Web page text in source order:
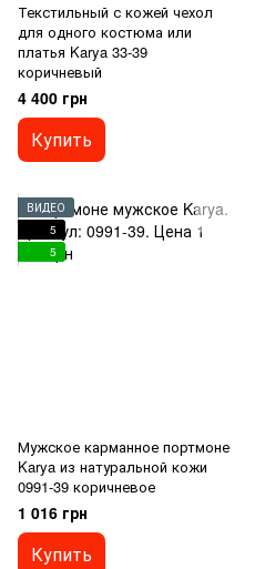
Текстильный с кожей чехол
для одного костюма или
платья Karya 33-39
коричневый
4 400 грн
Купить
ВИДЕО
5
5
Мужское карманное портмоне
Karya из натуральной кожи
0991-39 коричневое
1 016 грн
Купить